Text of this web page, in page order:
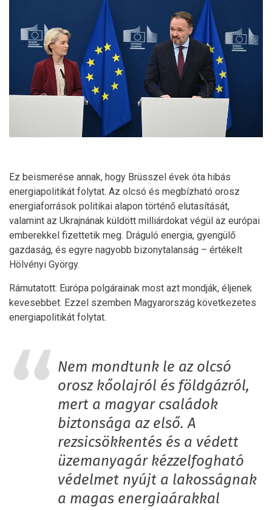
Ez beismerése annak, hogy Brüsszel évek óta hibás
energiapolitikát folytat. Az olcsó és megbízható orosz
energiaforrások politikai alapon történő elutasítását,
valamint az Ukrajnának küldött milliárdokat végül az európai
emberekkel fizettetik meg. Dráguló energia, gyengülő
gazdaság, és egyre nagyobb bizonytalanság – értékelt
Hölvényi György.
Rámutatott: Európa polgárainak most azt mondják, éljenek
kevesebbet. Ezzel szemben Magyarország következetes
energiapolitikát folytat.
Nem mondtunk le az olcsó
orosz kőolajról és földgázról,
mert a magyar családok
biztonsága az első. A
rezsicsökkentés és a védett
üzemanyagár kézzelfogható
védelmet nyújt a lakosságnak
a magas energiaárakkal